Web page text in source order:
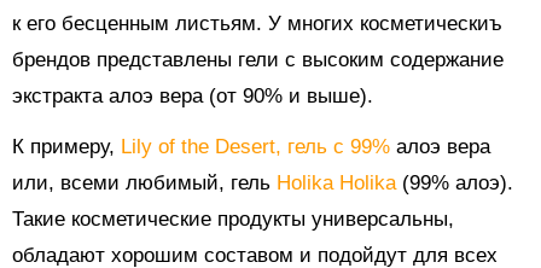
к его бесценным листьям. У многих косметическиъ
брендов представлены гели с высоким содержание
экстракта алоэ вера (от 90% и выше).
К примеру, Lily of the Desert, гель с 99% алоэ вера
или, всеми любимый, гель Holika Holika (99% алоэ).
Такие косметические продукты универсальны,
обладают хорошим составом и подойдут для всех